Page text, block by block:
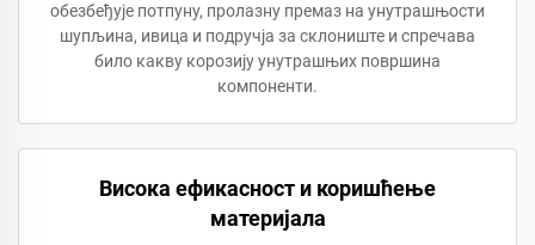
обезбеђује потпуну, пролазну премаз на унутрашњости
шупљина, ивица и подручја за склониште и спречава
било какву корозију унутрашњих површина
компоненти.
Висока ефикасност и коришћење
материјала